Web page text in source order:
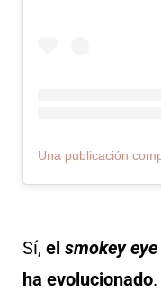
Sí, el smokey eye
ha evolucionado.